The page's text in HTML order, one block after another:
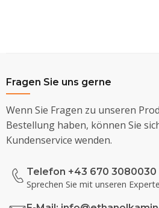
Fragen Sie uns gerne
Wenn Sie Fragen zu unseren
Bestellung haben, können Sie
Kundenservice wenden.
Telefon +43 670 3080030
Sprechen Sie mit unseren